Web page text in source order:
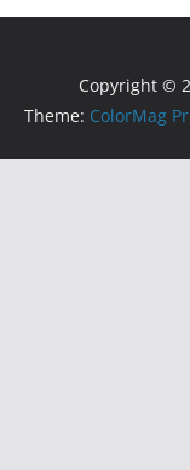
Copyright ©
Theme: ColorMag